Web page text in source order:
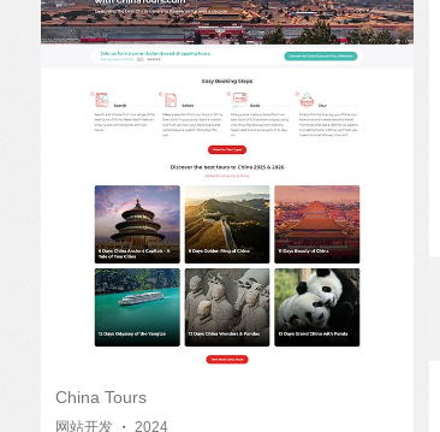
China Tours
网站开发 ・ 2024